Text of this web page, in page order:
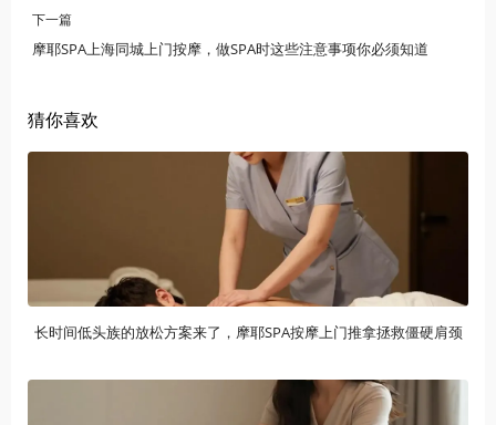
下一篇
摩耶SPA上海同城上门按摩，做SPA时这些注意事项你必须知道
猜你喜欢
长时间低头族的放松方案来了，摩耶SPA按摩上门推拿拯救僵硬肩颈